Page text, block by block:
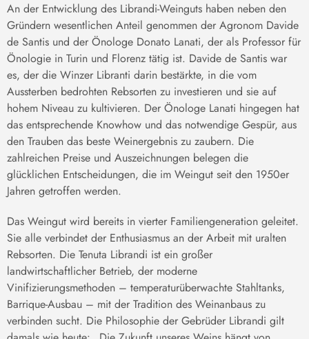
An der Entwicklung des Librandi-Weinguts haben neben den
Gründern wesentlichen Anteil genommen der Agronom Davide
de Santis und der Önologe Donato Lanati, der als Professor für
Önologie in Turin und Florenz tätig ist. Davide de Santis war
es, der die Winzer Libranti darin bestärkte, in die vom
Aussterben bedrohten Rebsorten zu investieren und sie auf
hohem Niveau zu kultivieren. Der Önologe Lanati hingegen hat
das entsprechende Knowhow und das notwendige Gespür, aus
den Trauben das beste Weinergebnis zu zaubern. Die
zahlreichen Preise und Auszeichnungen belegen die
glücklichen Entscheidungen, die im Weingut seit den 1950er
Jahren getroffen werden.
Das Weingut wird bereits in vierter Familiengeneration geleitet.
Sie alle verbindet der Enthusiasmus an der Arbeit mit uralten
Rebsorten. Die Tenuta Librandi ist ein großer
landwirtschaftlicher Betrieb, der moderne
Vinifizierungsmethoden – temperaturüberwachte Stahltanks,
Barrique-Ausbau – mit der Tradition des Weinanbaus zu
verbinden sucht. Die Philosophie der Gebrüder Librandi gilt